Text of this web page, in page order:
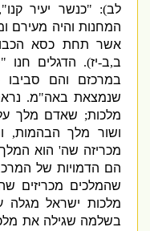
לב): " כנשר יעיר קנו",
המחנות והיה מעירם
אשר תחת כסא
ב-יז).הדגלים חנו"
במרכזם והם סביבו
שנמצאת באה"מ.נראה
מלכות;שאדם מלך על
ושור מלך הבהמות,
מכריזה שה'הוא המלך,
הם הדמויות של
שהמלכים מכריזים שה'
מלכות ישראל מגלה
בשלמה שגילה את